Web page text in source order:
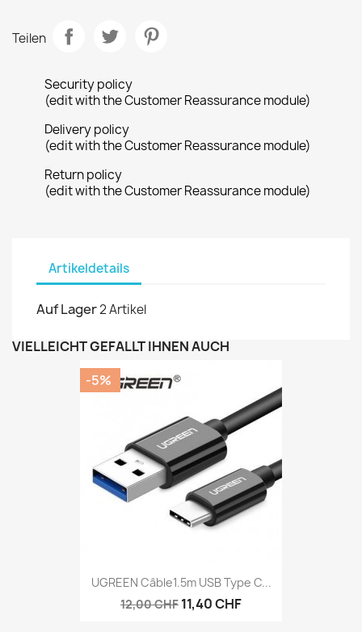
Teilen
Security policy
(edit with the Customer Reassurance module)
Delivery policy
(edit with the Customer Reassurance module)
Return policy
(edit with the Customer Reassurance module)
Artikeldetails
Auf Lager2 Artikel
VIELLEICHT GEFÄLLT IHNEN AUCH
UGREEN Câble1.5m USB Type C...
12,00 CHF 11,40 CHF
-5%